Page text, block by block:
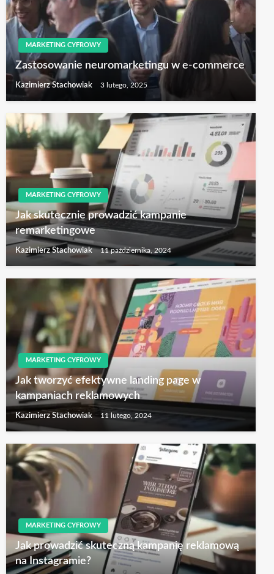
MARKETING CYFROWY
Zastosowanie neuromarketingu w e-commerce
Kazimierz Stachowiak 3 lutego, 2025
MARKETING CYFROWY
Jak skutecznie prowadzić kampanie
remarketingowe
Kazimierz Stachowiak 11 października, 2024
MARKETING CYFROWY
Jak tworzyć efektywne landing page w
kampaniach reklamowych
Kazimierz Stachowiak 11 lutego, 2024
MARKETING CYFROWY
Jak prowadzić skuteczną kampanię reklamową
na Instagramie?